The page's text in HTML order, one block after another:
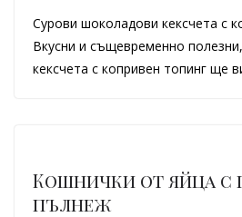
Сурови шоколадови кексчета с
Вкусни и същевременно
кексчета с копривен топинг ще
Кошнички от яйца с
пълнеж